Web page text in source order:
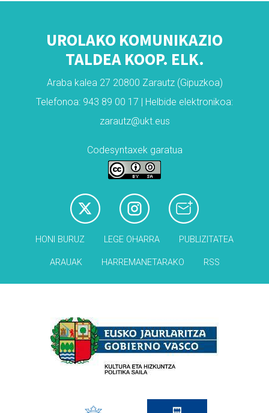
UROLAKO KOMUNIKAZIO
TALDEA KOOP. ELK.
Araba kalea 27 20800 Zarautz (Gipuzkoa)
Telefonoa: 943 89 00 17 | Helbide elektronikoa:
zarautz@ukt.eus
Codesyntaxek garatua
HONI BURUZ LEGE OHARRA PUBLIZITATEA
ARAUAK HARREMANETARAKO RSS